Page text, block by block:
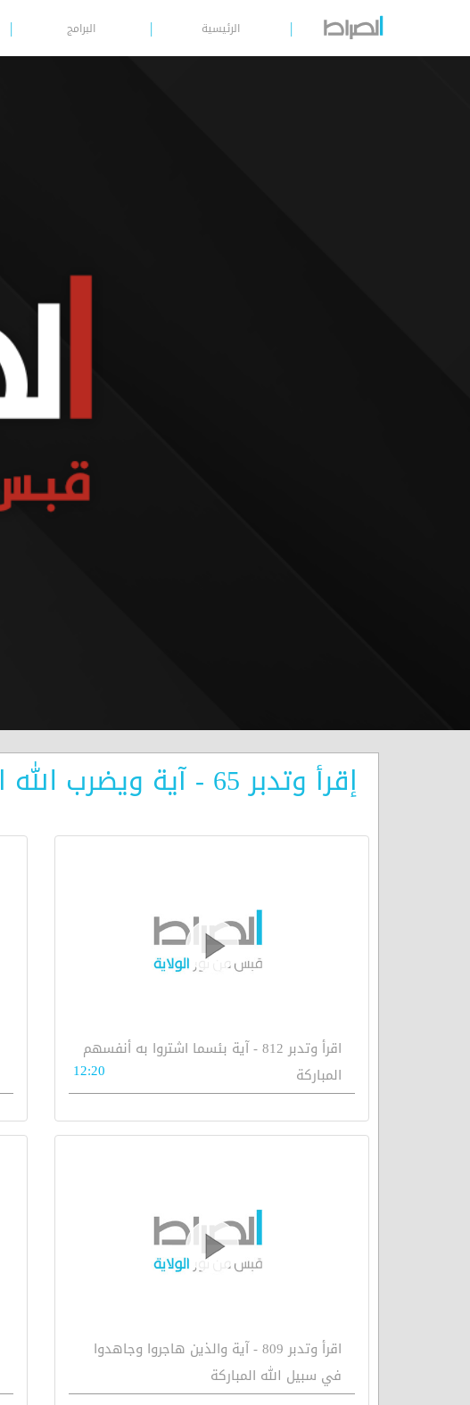
الرئيسية البرامج
إقرأ وتدبر 65 - آية ويضرب الله الأمثال للناس المباركة
اقرأ وتدبر 812 - آية بئسما اشتروا به أنفسهم
المباركة
12:20
اقرأ وتدبر 809 - آية والذين هاجروا وجاهدوا
في سبيل الله المباركة